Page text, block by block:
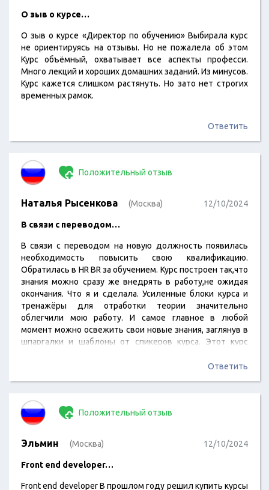
О зыв о курсе…
О зыв о курсе «Директор по обучению» Выбирала курс
не ориентируясь на отзывы. Но не пожалела об этом
Курс объёмный, охватывает все аспекты професси.
Много лекций и хороших домашних заданий. Из минусов.
Курс кажется слишком растянуть. Но зато нет строгих
временных рамок.
Ответить
Положительный отзыв
Наталья Рысенкова (Москва) 12/10/2024
В связи с переводом…
В связи с переводом на новую должность появилась
необходимость повысить свою квалификацию.
Обратилась в HR BR за обучением. Курс построен так,что
знания можно сразу же внедрять в работу,не ожидая
окончания. Что я и сделала. Усиленные блоки курса и
тренажёры для отработки теории значительно
облегчили мою работу. И самое главное в любой
момент можно освежить свои новые знания, заглянув в
шпаргалки и шаблоны от спикеров курса. Этот курс
актуальные в работе материалы и много практики.Ответить
Положительный отзыв
Эльмин (Москва) 12/10/2024
Front end developer…
Front end developer В прошлом году решил купить курсы